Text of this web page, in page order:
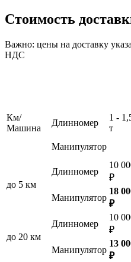
Стоимость
Важно: цены на доставку
НДС
Км/
Машина
Длинномер
1 -
т
Манипулятор
до 5 км
Длинномер
10
₽
Манипулятор
18
₽
до 20 км
Длинномер
10
₽
Манипулятор
13
₽